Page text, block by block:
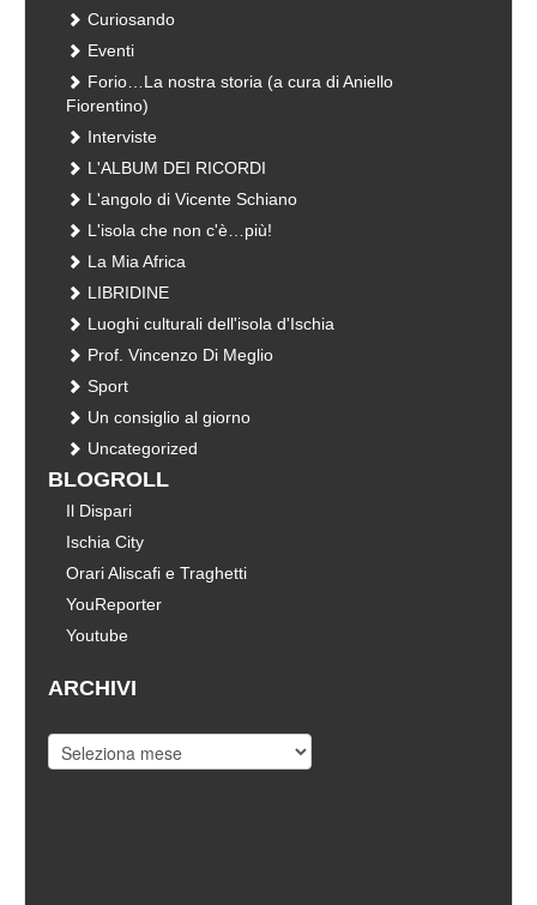
Curiosando
Eventi
Forio…La nostra storia (a cura di Aniello
Fiorentino)
Interviste
L'ALBUM DEI RICORDI
L'angolo di Vicente Schiano
L'isola che non c'è…più!
La Mia Africa
LIBRIDINE
Luoghi culturali dell'isola d'Ischia
Prof. Vincenzo Di Meglio
Sport
Un consiglio al giorno
Uncategorized
BLOGROLL
Il Dispari
Ischia City
Orari Aliscafi e Traghetti
YouReporter
Youtube
ARCHIVI